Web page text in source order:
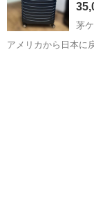
茅
アメリカから日本に